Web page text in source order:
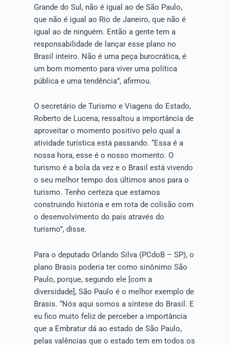
Grande do Sul, não é igual ao de São Paulo,
que não é igual ao Rio de Janeiro, que não é
igual ao de ninguém. Então a gente tem a
responsabilidade de lançar esse plano no
Brasil inteiro. Não é uma peça burocrática, é
um bom momento para viver uma política
pública e uma tendência”, afirmou.
O secretário de Turismo e Viagens do Estado,
Roberto de Lucena, ressaltou a importância de
aproveitar o momento positivo pelo qual a
atividade turística está passando. “Essa é a
nossa hora, esse é o nosso momento. O
turismo é a bola da vez e o Brasil está vivendo
o seu melhor tempo dos últimos anos para o
turismo. Tenho certeza que estamos
construindo história e em rota de colisão com
o desenvolvimento do país através do
turismo”, disse.
Para o deputado Orlando Silva (PCdoB – SP), o
plano Brasis poderia ter como sinônimo São
Paulo, porque, segundo ele [com a
diversidade], São Paulo é o melhor exemplo de
Brasis. “Nós aqui somos a síntese do Brasil. E
eu fico muito feliz de perceber a importância
que a Embratur dá ao estado de São Paulo,
pelas valências que o estado tem em todos os